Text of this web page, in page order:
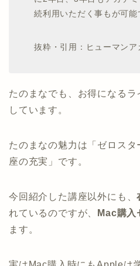
続利用いただく事もが可能
抜粋・引用：ヒューマンア
たのまなでも、お得になるラ
しています。
たのまなの魅力は「ゼロス
座の充実」です。
今回紹介した講座以外にも、
れているのですが、
Mac購入
ます。